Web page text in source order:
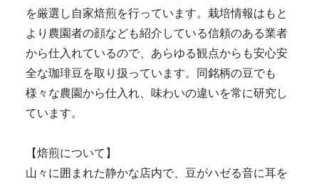
を厳選し自家焙煎を行っています。栽培情報はもと
より農園者の顔なども紹介している信頼のある業者
から仕入れているので、あらゆる観点からも安心安
全な珈琲豆を取り扱っています。同銘柄の豆でも
様々な農園から仕入れ、味わいの違いを常に研究し
ています。
【焙煎について】
山々に囲まれた静かな店内で、豆がハゼる音に耳を